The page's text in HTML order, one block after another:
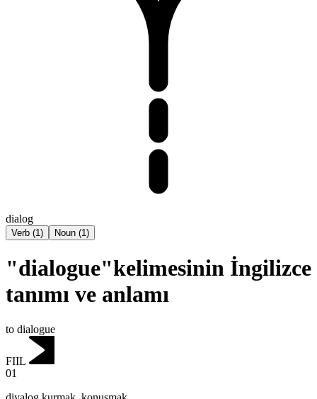
dialog
Verb (1) Noun (1)
"dialogue"kelimesinin İngilizce
tanımı ve anlamı
to dialogue
FIIL
01